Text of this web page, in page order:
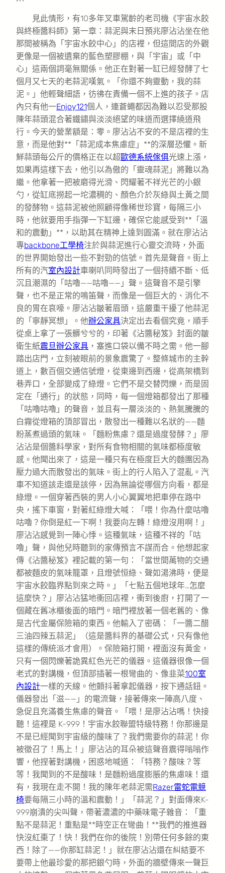
見此情形，有10多年叉車駕齡的老司機《宇宙水餃
與終極醬料師》第一章：蒜泥與末日預兆廖沾沾坐在他
那間被稱為「宇宙水餃中心」的店裡，但這間店的外觀
更像是一個被遺棄的藍色塑膠棚，與「宇宙」或「中
心」這兩個詞毫無關係。他正在對著一缸已經發酵了七
個月又七天的老蒜泥嘆氣。「你還不夠靈動，我的蒜
泥。」他輕聲細語，彷彿在責備一個不上進的孩子。店
內只有他一Enjoy121個人，連蒼蠅都因為難以忍受那股
陳年蒜頭混合著鐵鏽與淡淡絕望的味道而選擇繞道飛
行。今天的營業額是：零。廖沾沾不安的不是店裡的生
意，而是他對**「蒜泥成本焦慮症」**的深層恐懼。新
鮮蒜頭每公斤的價格正在以超歐德系統傢俱光速上漲，
如果再這樣下去，他引以為傲的「靈魂蒜泥」將難以為
繼。他拿著一把被磨得光滑、閃耀著不祥光芒的小銀
勺，從缸底撈起一坨濃稠的、顏色介於灰綠與土黃之間
的發酵物。這蒜泥被他照顧得像稀世珍寶，每隔三小
時，他就要用手指彈一下缸邊，確保它能感受到**「溫
和的震動」**，以助其在精神上達到圓滿。就在廖沾沾
專backbone工學椅注於與蒜泥進行心靈交流時，外面
的世界開始發出一些不對勁的信號。首先是聲音。街上
所有的汽室內設計車喇叭同時發出了一個持續不斷、低
沉且潮濕的「咕嚕——咕嚕——」聲。這聲音不是引擎
聲，也不是正常的鳴笛聲，而像是一個巨大的、消化不
良的胃在哀嚎。廖沾沾皺著眉頭，這嚴重干擾了他蒜泥
的「寧靜冥想」。他辦公家具決定出去看個究竟，順手
從桌上拿了一張髒兮兮的，印著《沾醬秘笈》封面的皺
衛生紙震旦辦公家具 ，塞進口袋以備不時之需。他一腳
踏出店門，立刻被眼前的景象震驚了。整條城市的主幹
道上，數百個交通信號燈，從東邊到西邊，從高架橋到
巷弄口，全部變成了綠燈。它們不是交替閃爍，而是固
定在「通行」的狀態，同時，每一個燈箱都發出了那種
「咕嚕咕嚕」的聲音，並且有一層淡淡的、熱氣騰騰的
白霧從燈箱的頂部冒出，散發出一種難以名狀的——麵
粉蒸煮過頭的氣味。「麵粉焦慮？還是過度發酵？」廖
沾沾是個醬料學家，對所有食物相關的氣味都極度敏
感。他聞出來了，這是一種只有在極度巨大的麵團因為
壓力過大而散發出的氣味。街上的行人陷入了混亂。汽
車不知道該走還是該停，因為無論從哪個方向看，都是
綠燈。一個穿著西裝的男人小心翼翼地把車停在路中
央，搖下車窗，對著紅綠燈大喊：「喂！你為什麼咕嚕
咕嚕？你倒是紅一下啊！我要向左轉！綠燈沒用啊！」
廖沾沾感覺到一陣心悸。這種氣味，這種不祥的「咕
嚕」聲，與他兒時聽到的家傳預言不謀而合。他想起家
傳《沾醬秘笈》裡記載的第一句：「當世間萬物的交通
都被麵皮的氣味籠罩，且燈號恒綠、聲如湯沸時，便是
宇宙水餃臨界點到來之時。」「七點五個地球年…怎麼
這麼快？」廖沾沾猛地衝回店裡，衝到後廚，打開了一
個藏在舊冰櫃後面的暗門。暗門裡放著一個老舊的、像
是古代金屬保險箱的東西。他輸入了密碼：「一醬二醋
三油四辣五蒜泥」（這是醬料界的基礎公式，只有像他
這樣的傳統派才會用）。保險箱打開，裡面沒有黃金，
只有一個閃爍著詭異紅色光芒的儀器。這儀器很像一個
老式的對講機，但頂部插著一根彎曲的、像韭菜100室
內設計一樣的天線。他顫抖著拿起儀器，按下通話鈕。
儀器發出「滋——」的電流聲，接著傳來一陣高八度、
急促且充滿養生焦慮的聲音。「喂！是廖沾沾嗎！快接
聽！這裡是 K-999！宇宙水餃聯盟特級特務！你那邊是
不是已經聞到宇宙級的酸味了？我們需要你的蒜泥！你
被徵召了！馬上！」廖沾沾的耳朵被這聲音震得嗡嗡作
響，他捏著對講機，困惑地喊道：「特務？酸味？等
等！我聞到的不是酸味！是麵粉過度膨脹的焦慮味！還
有，我現在走不開！我的陳年老蒜泥需Razer雷蛇電競
椅要每隔三小時的溫和震動！」「蒜泥？」對面傳來K-
999崩潰的尖叫聲，帶著濃濃的中藥味電子雜音：「重
點不是蒜泥！重點是**時空正在彎曲！**我們的推進器
快沒紅棗了！快！我們在你的後院！別帶任何多餘的東
西！除了——你那缸蒜泥！」就在廖沾沾還在糾結要不
要帶上他最珍愛的那把銀勺時，外面的牆壁傳來一聲巨